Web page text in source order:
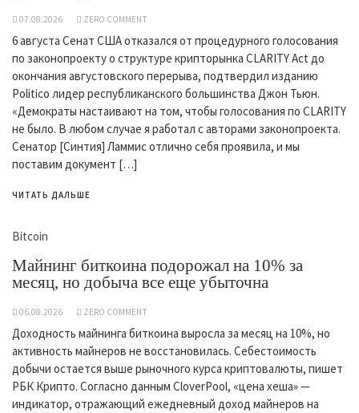
07.08.2026 ZERO COMMENT
6 августа Сенат США отказался от процедурного голосования
по законопроекту о структуре крипторынка CLARITY Act до
окончания августовского перерыва, подтвердил изданию
Politico лидер республиканского большинства Джон Тьюн.
«Демократы настаивают на том, чтобы голосования по CLARITY
не было. В любом случае я работал с авторами законопроекта.
Сенатор [Синтия] Ламмис отлично себя проявила, и мы
поставим документ […]
ЧИТАТЬ ДАЛЬШЕ
Bitcoin
Майнинг биткоина подорожал на 10% за
месяц, но добыча все еще убыточна
06.08.2026 ZERO COMMENT
Доходность майнинга биткоина выросла за месяц на 10%, но
активность майнеров не восстановилась. Себестоимость
добычи остается выше рыночного курса криптовалюты, пишет
РБК Крипто. Согласно данным CloverPool, «цена хеша» —
индикатор, отражающий ежедневный доход майнеров на